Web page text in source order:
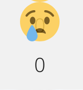
0
Грусть :(
0